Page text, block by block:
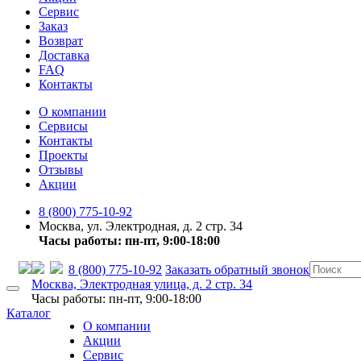
Сервис
Заказ
Возврат
Доставка
FAQ
Контакты
О компании
Сервисы
Контакты
Проекты
Отзывы
Акции
8 (800) 775-10-92
Москва, ул. Электродная, д. 2 стр. 34
Часы работы: пн-пт, 9:00-18:00
8 (800) 775-10-92 Заказать обратный звонок
Москва, Электродная улица, д. 2 стр. 34
Часы работы: пн-пт, 9:00-18:00
Каталог
О компании
Акции
Сервис